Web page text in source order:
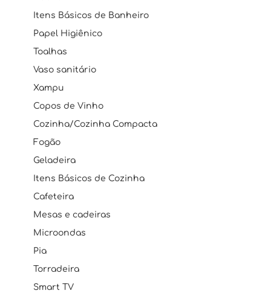
Itens Básicos de Banheiro
Papel Higiênico
Toalhas
Vaso sanitário
Xampu
Copos de Vinho
Cozinha/Cozinha Compacta
Fogão
Geladeira
Itens Básicos de Cozinha
Cafeteira
Mesas e cadeiras
Microondas
Pia
Torradeira
Smart TV